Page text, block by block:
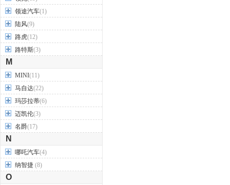
领途汽车(1)
陆风(9)
路虎(12)
路特斯(3)
M
MINI(11)
马自达(22)
玛莎拉蒂(6)
迈凯伦(3)
名爵(17)
N
哪吒汽车(4)
纳智捷 (8)
O